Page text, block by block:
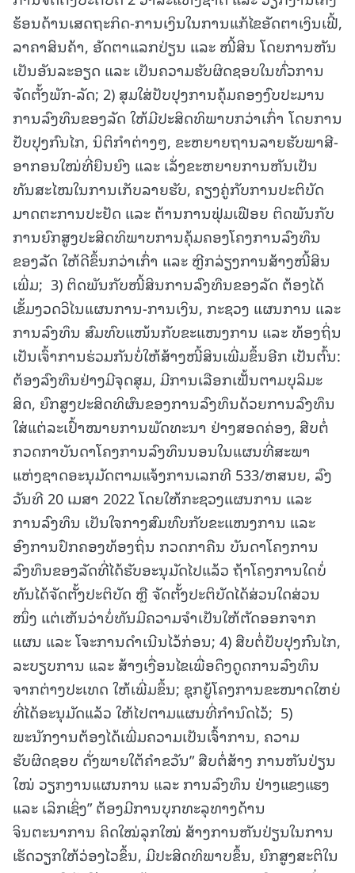
ຮ້ອນດ້ານເສດຖະກິດ-ການເງິນໃນການແກ້ໄຂອັດຕາເງິນເຟີ້,
ລາຄາສິນຄ້າ, ອັດຕາແລກປ່ຽນ ແລະ ໜີ້ສິນ ໂດຍການຫັນ
ເປັນອັນລະອຽດ ແລະ ເປັນຄວາມຮັບຜິດຊອບໃນທົ່ວການ
ຈັດຕັ້ງພັກ-ລັດ; 2) ສຸມໃສ່ປັບປຸງການຄຸ້ມຄອງງົບປະມານ
ການລົງທຶນຂອງລັດ ໃຫ້ມີປະສິດທິພາບກວ່າເກົ່າ ໂດຍການ
ປັບປຸງກົນໄກ, ນິຕິກຳຕ່າງໆ, ຂະຫຍາຍຖານລາຍຮັບພາສີ-
ອາກອນໃໝ່ທີ່ຍືນຍົງ ແລະ ເລັ່ງຂະຫຍາຍການຫັນເປັນ
ທັນສະໄໝໃນການເກັບລາຍຮັບ, ຄຽງຄູ່ກັບການປະຕິບັດ
ມາດຕະການປະຢັດ ແລະ ຕ້ານການຟຸ່ມເຟືອຍ ຕິດພັນກັບ
ການຍົກສູງປະສິດທິພາບການຄຸ້ມຄອງໂຄງການລົງທຶນ
ຂອງລັດ ໃຫ້ດີຂຶ້ນກວ່າເກົ່າ ແລະ ຫຼີກລ່ຽງການສ້າງໜີ້ສິນ
ເພີ່ມ; 3) ຕິດພັນກັບໜີ້ສິນການລົງທຶນຂອງລັດ ຕ້ອງໄດ້
ເຂັ້ມງວດວິໄນແຜນການ-ການເງິນ, ກະຊວງ ແຜນການ ແລະ
ການລົງທຶນ ສົມທົບແໜ້ນກັບຂະແໜງການ ແລະ ທ້ອງຖິ່ນ
ເປັນເຈົ້າການຮ່ວມກັນບໍ່ໃຫ້ສ້າງໜີ້ສິນເພີ່ມຂຶ້ນອີກ ເປັນຕົ້ນ:
ຕ້ອງລົງທຶນຢ່າງມີຈຸດສຸມ, ມີການເລືອກເຟັ້ນຕາມບຸລິມະ
ສິດ, ຍົກສູງປະສິດທິຜົນຂອງການລົງທຶນດ້ວຍການລົງທຶນ
ໃສ່ແຕ່ລະເປົ້າໝາຍການພັດທະນາ ຢ່າງສອດຄ່ອງ, ສືບຕໍ່
ກວດກາບັນດາໂຄງການລົງທຶນນອນໃນແຜນທີ່ສະພາ
ແຫ່ງຊາດອະນຸມັດຕາມແຈ້ງການເລກທີ 533/ຫສນຍ, ລົງ
ວັນທີ 20 ເມສາ 2022 ໂດຍໃຫ້ກະຊວງແຜນການ ແລະ
ການລົງທຶນ ເປັນໃຈກາງສົມທົບກັບຂະແໜງການ ແລະ
ອົງການປົກຄອງທ້ອງຖິ່ນ ກວດກາຄືນ ບັນດາໂຄງການ
ລົງທຶນຂອງລັດທີ່ໄດ້ຮັບອະນຸມັດໄປແລ້ວ ຖ້າໂຄງການໃດບໍ່
ທັນໄດ້ຈັດຕັ້ງປະຕິບັດ ຫຼື ຈັດຕັ້ງປະຕິບັດໄດ້ສ່ວນໃດສ່ວນ
ໜຶ່ງ ແຕ່ເຫັນວ່າບໍ່ທັນມີຄວາມຈຳເປັນໃຫ້ຕັດອອກຈາກ
ແຜນ ແລະ ໂຈະການດໍາເນີນໄວ້ກ່ອນ; 4) ສືບຕໍ່ປັບປຸງກົນໄກ,
ລະບຽບການ ແລະ ສ້າງເງື່ອນໄຂເພື່ອດຶງດູດການລົງທຶນ
ຈາກຕ່າງປະເທດ ໃຫ້ເພີ່ມຂຶ້ນ; ຊຸກຍູ້ໂຄງການຂະໜາດໃຫຍ່
ທີ່ໄດ້ອະນຸມັດແລ້ວ ໃຫ້ໄປຕາມແຜນທີ່ກຳນົດໄວ້; 5)
ພະນັກງານຕ້ອງໄດ້ເພີ່ມຄວາມເປັນເຈົ້າການ, ຄວາມ
ຮັບຜິດຊອບ ດັ່ງພາຍໃຕ້ຄໍາຂວັນ” ສືບຕໍ່ສ້າງ ການຫັນປ່ຽນ
ໃໝ່ ວຽກງານແຜນການ ແລະ ການລົງທຶນ ຢ່າງແຂງແຮງ
ແລະ ເລິກເຊິ່ງ” ຕ້ອງມີການບຸກທະລຸທາງດ້ານ
ຈິນຕະນາການ ຄິດໃໝ່ລຸກໃໝ່ ສ້າງການຫັນປ່ຽນໃນການ
ເຮັດວຽກໃຫ້ວ່ອງໄວຂຶ້ນ, ມີປະສິດທິພາບຂຶ້ນ, ຍົກສູງສະຕິໃນ